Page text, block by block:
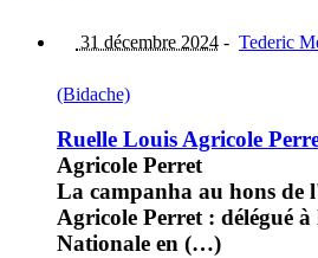
31 décembre 2024 - Tederic
(Bidache)
Ruelle Louis Agricole
Agricole Perret
La campanha au hons
Agricole Perret : délégué à
Nationale en (…)